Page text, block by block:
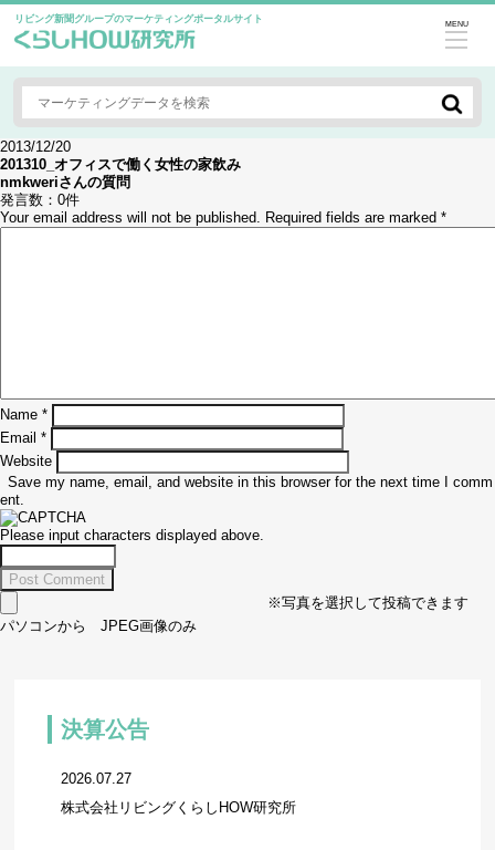
リビング新聞グループのマーケティングポータルサイト MENU
2013/12/20
201310_オフィスで働く女性の家飲み
nmkweriさんの質問
発言数： 0件
Your email address will not be published. Required fields are marked *
Name *
Email *
Website
Save my name, email, and website in this browser for the next time I comm
ent.
Please input characters displayed above.
※写真を選択して投稿できます
パソコンから JPEG画像のみ
決算公告
2026.07.27
株式会社リビングくらしHOW研究所